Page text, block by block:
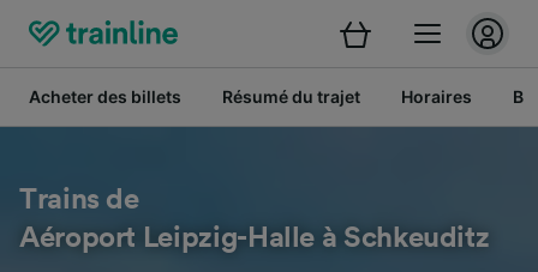
Acheter des billets Résumé du trajet Horaires
Trains de
Aéroport Leipzig-Halle à Schkeuditz